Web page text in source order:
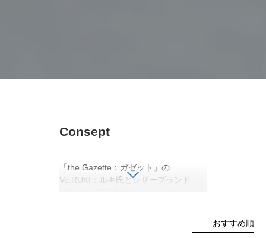
Consept
「the Gazette：ガゼット」の
Vo.RUKI：ルキ氏とレザーブランド
おすすめ順